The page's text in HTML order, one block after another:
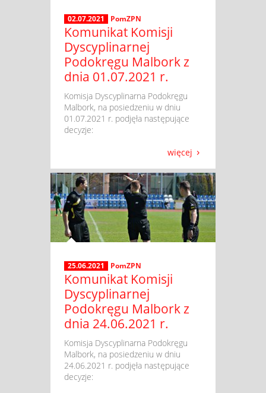
02.07.2021 PomZPN
Komunikat Komisji
Dyscyplinarnej
Podokręgu Malbork z
dnia 01.07.2021 r.
​ Komisja Dyscyplinarna Podokręgu
Malbork, na posiedzeniu w dniu
01.07.2021 r. podjęła następujące
decyzje:
więcej
25.06.2021 PomZPN
Komunikat Komisji
Dyscyplinarnej
Podokręgu Malbork z
dnia 24.06.2021 r.
​ Komisja Dyscyplinarna Podokręgu
Malbork, na posiedzeniu w dniu
24.06.2021 r. podjęła następujące
decyzje: